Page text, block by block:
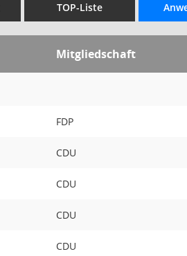
TOP-Liste
Mitgliedschaft
FDP
CDU
CDU
CDU
CDU